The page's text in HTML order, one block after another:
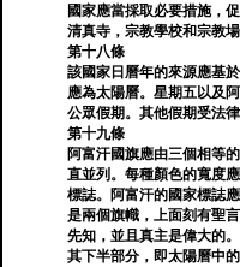
國家應當採取必要措施，
清真寺，宗教學校和宗教場
第十八條
該國家日曆年的來源應基
應為太陽曆。星期五以及
公眾假期。其他假期受法律
第十九條
阿富汗國旗應由三個相等
直並列。每種顏色的寬度
標誌。阿富汗的國家標誌
是兩個旗幟，上面刻有聖
先知，並且真主是偉大的
其下半部分，即太陽曆中